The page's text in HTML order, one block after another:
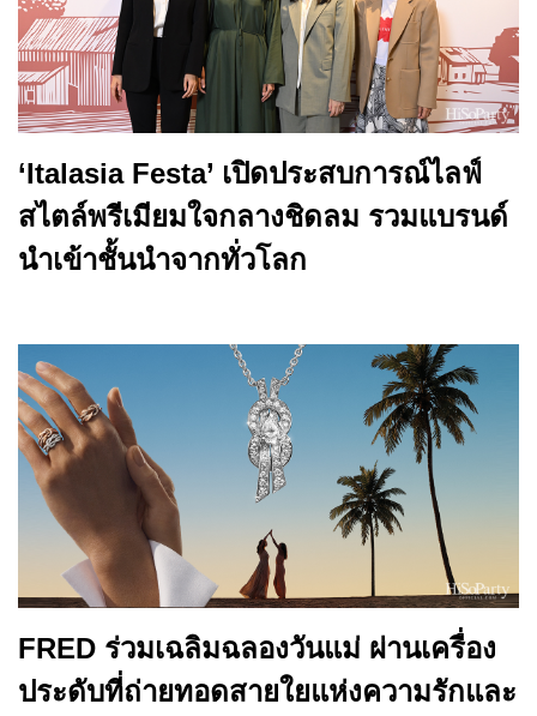
‘Italasia Festa’ เปิดประสบการณ์ไลฟ์
สไตล์พรีเมียมใจกลางชิดลม รวมแบรนด์
นำเข้าชั้นนำจากทั่วโลก
FRED ร่วมเฉลิมฉลองวันแม่ ผ่านเครื่อง
ประดับที่ถ่ายทอดสายใยแห่งความรักและ